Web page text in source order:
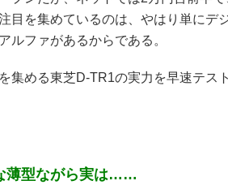
目を集めているのは、やはり単にデ
ルファがあるからである。
集める東芝D-TR1の実力を早速テス
薄型ながら実は……